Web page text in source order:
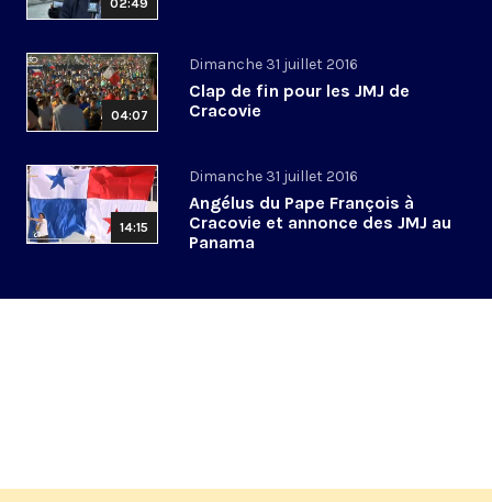
02:49
04:07
Dimanche 31 juillet 2016
Clap de fin pour les JMJ de
Cracovie
14:15
Dimanche 31 juillet 2016
Angélus du Pape François à
Cracovie et annonce des JMJ au
Panama